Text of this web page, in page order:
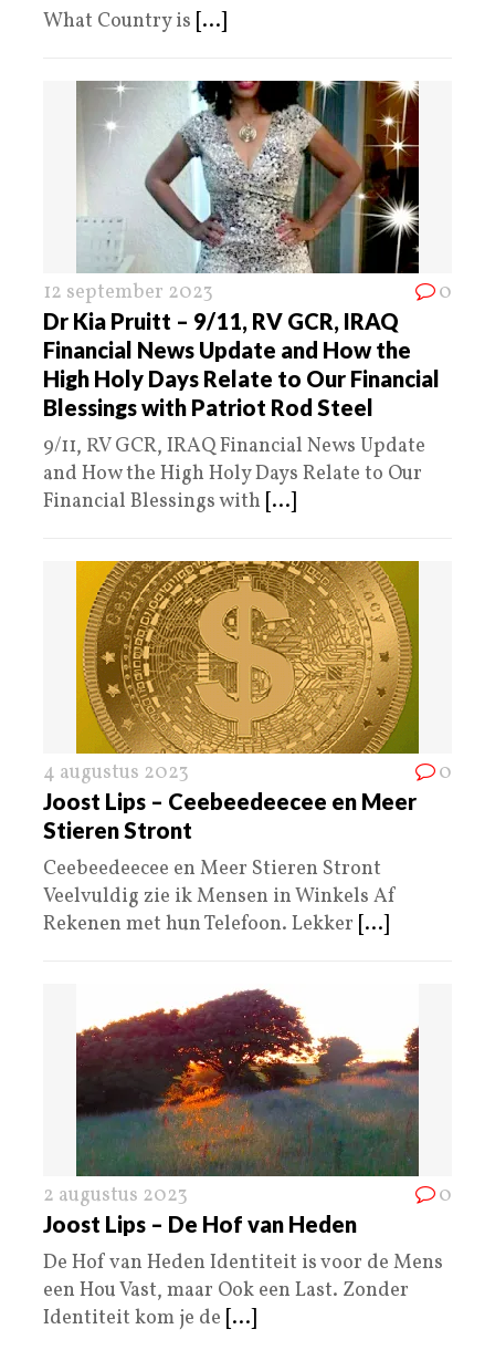
What Country is [...]
12 september 2023 0
Dr Kia Pruitt – 9/11, RV GCR, IRAQ
Financial News Update and How the
High Holy Days Relate to Our Financial
Blessings with Patriot Rod Steel
9/11, RV GCR, IRAQ Financial News Update
and How the High Holy Days Relate to Our
Financial Blessings with [...]
4 augustus 2023 0
Joost Lips – Ceebeedeecee en Meer
Stieren Stront
Ceebeedeecee en Meer Stieren Stront
Veelvuldig zie ik Mensen in Winkels Af
Rekenen met hun Telefoon. Lekker [...]
2 augustus 2023 0
Joost Lips – De Hof van Heden
De Hof van Heden Identiteit is voor de Mens
een Hou Vast, maar Ook een Last. Zonder
Identiteit kom je de [...]